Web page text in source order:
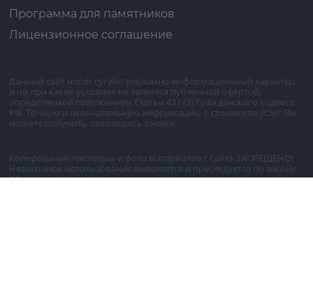
Программа для памятников
Лицензионное соглашение
Данный сайт носит сугубо рекламно-информационный характер,
и ни при каких условиях не является публичной офёртой,
определяемой положением Статьи 437 (2) Гражданского кодекса
РФ. Точную и окончательную информацию о стоимости услуг Вы
можете получить, связавшись с нами.
Копирование текстовых и фото материалов с сайта ЗАПРЕЩЕНО!
Незаконное использование выявляется и преследуется по закону
РФ.